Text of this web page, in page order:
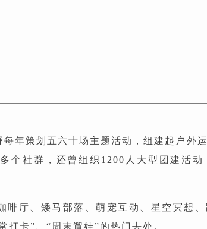
年策划五六十场主题活动，组建起户外
个社群，还曾组织1200人大型团建活
啡厅、矮马部落、萌宠互动、星空冥想
打卡”、“周末遛娃”的热门去处。